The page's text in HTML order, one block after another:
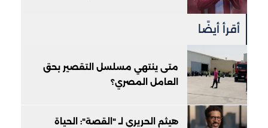
أقرأ أيضًا
متى ينتهي مسلسل التقصير بحق
العامل المصري؟
هيثم الحريري لـ "القصة": الحياة